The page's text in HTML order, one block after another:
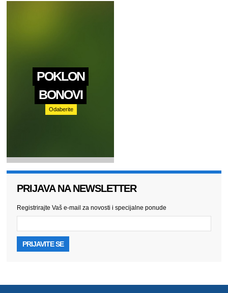
POKLON
BONOVI
Odaberite
PRIJAVA NA NEWSLETTER
Registrirajte Vaš e-mail za novosti i specijalne ponude
PRIJAVITE SE